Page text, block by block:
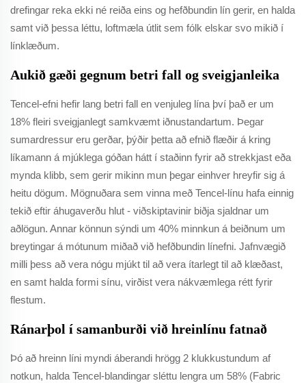
drefingar reka ekki né reiða eins og hefðbundin lín gerir, en halda
samt við þessa léttu, loftmæla útlit sem fólk elskar svo mikið í
línklæðum.
Aukið gæði gegnum betri fall og sveigjanleika
Tencel-efni hefir lang betri fall en venjuleg lína því það er um
18% fleiri sveigjanlegt samkvæmt iðnustandartum. Þegar
sumardressur eru gerðar, þýðir þetta að efnið flæðir á kring
líkamann á mjúklega góðan hátt í staðinn fyrir að strekkjast eða
mynda klibb, sem gerir mikinn mun þegar einhver hreyfir sig á
heitu dögum. Mögnuðara sem vinna með Tencel-línu hafa einnig
tekið eftir áhugaverðu hlut - viðskiptavinir biðja sjaldnar um
aðlögun. Annar könnun sýndi um 40% minnkun á beiðnum um
breytingar á mótunum miðað við hefðbundin línefni. Jafnvægið
milli þess að vera nógu mjúkt til að vera ítarlegt til að klæðast,
en samt halda formi sínu, virðist vera nákvæmlega rétt fyrir
flestum.
Ránarþol í samanburði við hreinlínu fatnað
Þó að hreinn líni myndi áberandi hrögg 2 klukkustundum af
notkun, halda Tencel-blandingar sléttu lengra um 58% (Fabric